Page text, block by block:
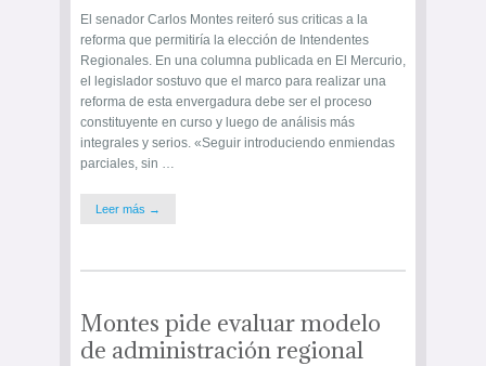
El senador Carlos Montes reiteró sus criticas a la
reforma que permitiría la elección de Intendentes
Regionales. En una columna publicada en El Mercurio,
el legislador sostuvo que el marco para realizar una
reforma de esta envergadura debe ser el proceso
constituyente en curso y luego de análisis más
integrales y serios. «Seguir introduciendo enmiendas
parciales, sin …
Leer más →
Montes pide evaluar modelo
de administración regional